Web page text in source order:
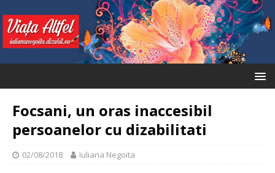
Focsani, un oras inaccesibil
persoanelor cu dizabilitati
02/08/2018 Iuliana Negoita